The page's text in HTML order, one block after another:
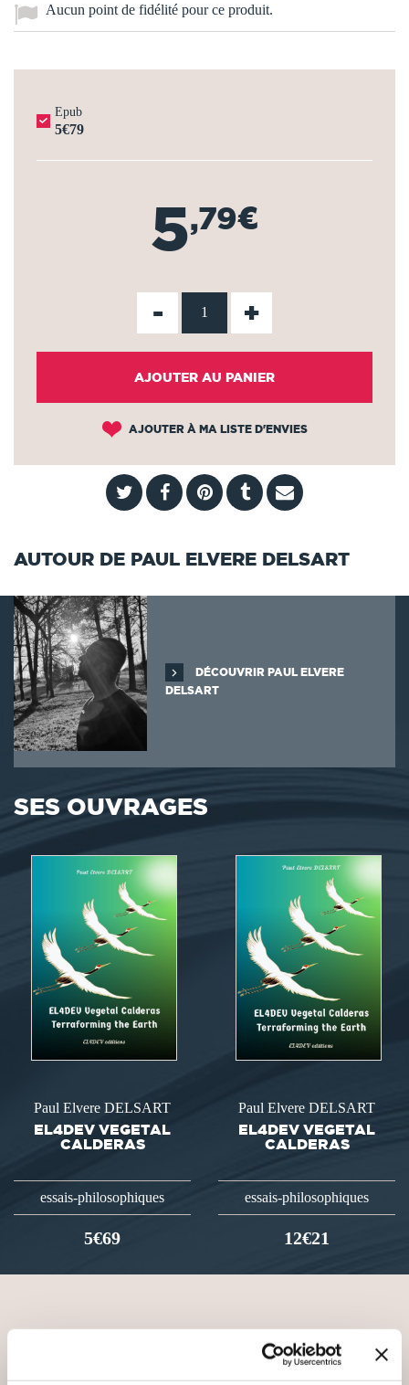
Aucun point de fidélité pour ce produit.
Epub
5€79
5,79€
- +
AJOUTER AU PANIER
AJOUTER À MA LISTE D'ENVIES
AUTOUR DE PAUL ELVERE DELSART
DÉCOUVRIR PAUL ELVERE
DELSART
SES OUVRAGES
Paul Elvere DELSART
EL4DEV VEGETAL
CALDERAS
essais-philosophiques
5€69
Paul Elvere DELSART
EL4DEV VEGETAL
CALDERAS
essais-philosophiques
12€21
VOUS AIMEREZ AUSSI